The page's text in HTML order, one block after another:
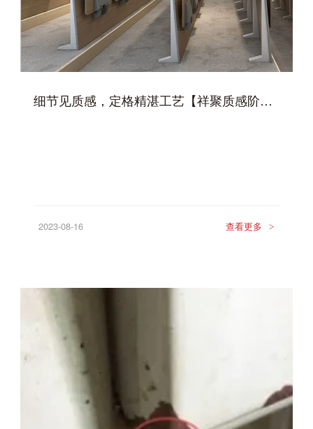
细节见质感，定格精湛工艺【祥聚质感阶梯课桌椅瑶光星003】
2023-08-16 查看更多 >